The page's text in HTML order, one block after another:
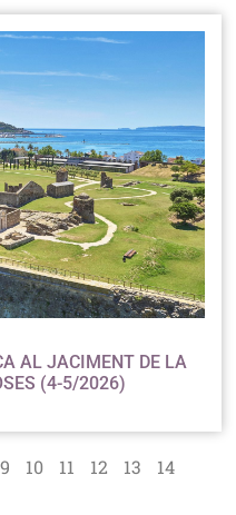
AL JACIMENT DE LA
(4-5/2026)
9 10 11 12 13 14